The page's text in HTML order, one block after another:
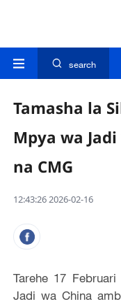
search
Tamasha la
Mpya wa
na CMG
12:43:26 2026-02-16
Tarehe 17
Jadi wa China